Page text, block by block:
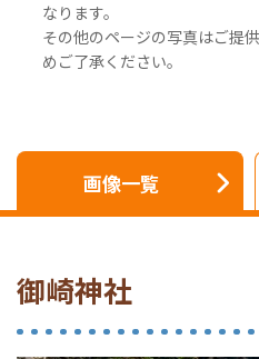
なります。
その他のページの写真はご提
めご了承ください。
画像一覧
御崎神社